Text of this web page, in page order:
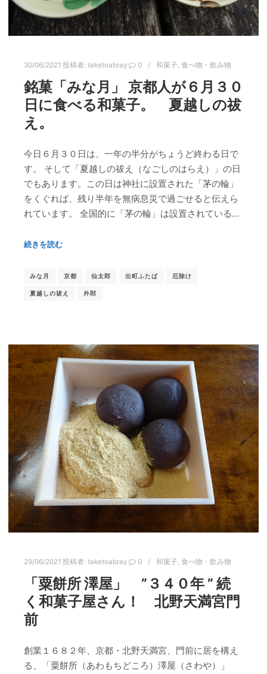
30/06/2021 投稿者: taketoabray 0 和菓子, 食べ物・飲み物
銘菓「みな月」 京都人が６月３０
日に食べる和菓子。 夏越しの祓
え。
今日６月３０日は、一年の半分がちょうど終わる日で
す。 そして「夏越しの祓え（なごしのはらえ）」の日
でもあります。この日は神社に設置された「茅の輪」
をくぐれば、残り半年を無病息災で過ごせると伝えら
れています。 全国的に「茅の輪」は設置されている…
続きを読む
みな月 京都 仙太郎 出町ふたば 厄除け
夏越しの祓え 外郎
29/06/2021 投稿者: taketoabray 0 和菓子, 食べ物・飲み物
「粟餅所 澤屋」 ”３４０年 ” 続
く和菓子屋さん！ 北野天満宮門
前
創業１６８２年、京都・北野天満宮、門前に居を構え
る、「粟餅所（あわもちどころ）澤屋（さわや）」